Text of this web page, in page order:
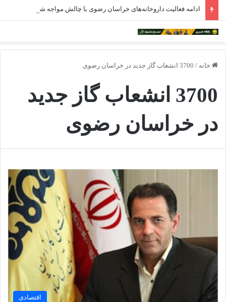
خانه / 3700 انشعاب گاز جدید در خراسان رضوی
3700 انشعاب گاز جدید
در خراسان رضوی
اقتصادی